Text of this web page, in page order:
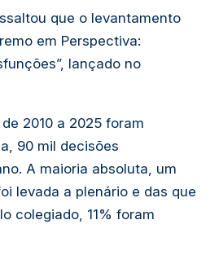
que o levantamento
em Perspectiva:
lançado no
2010 a 2025 foram
90 mil decisões
A maioria absoluta, um
levada a plenário e das que
colegiado, 11% foram